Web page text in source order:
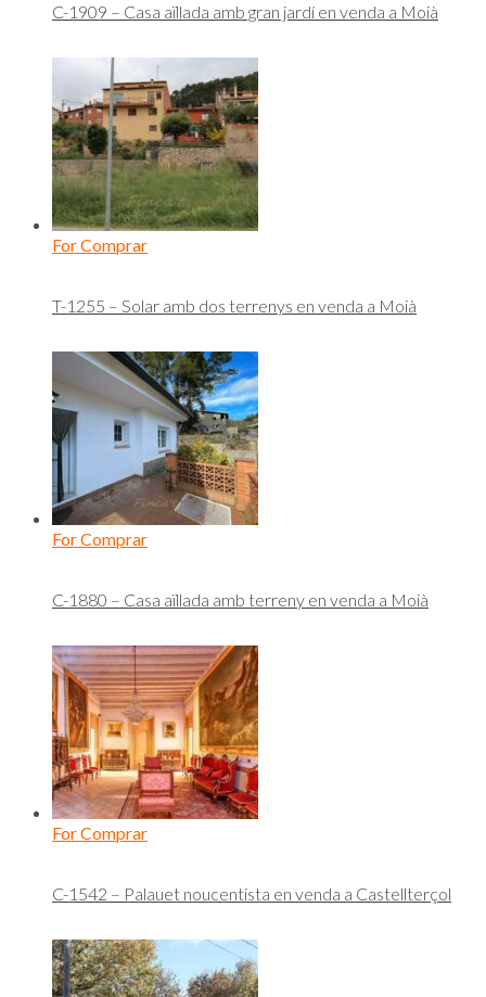
C-1909 – Casa aïllada amb gran jardí en venda a Moià
For Comprar
T-1255 – Solar amb dos terrenys en venda a Moià
For Comprar
C-1880 – Casa aïllada amb terreny en venda a Moià
For Comprar
C-1542 – Palauet noucentista en venda a Castellterçol